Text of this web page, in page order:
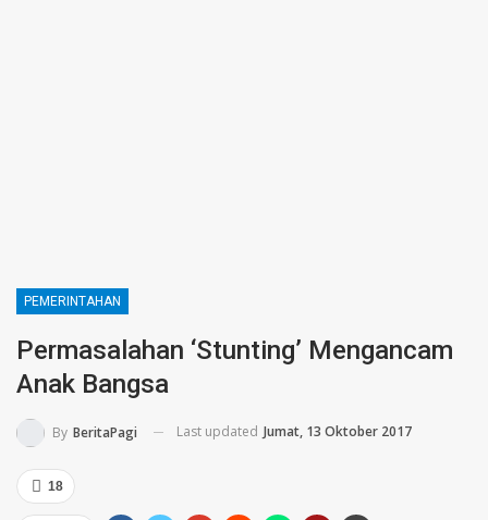
PEMERINTAHAN
Permasalahan ‘Stunting’ Mengancam
Anak Bangsa
By BeritaPagi Last updated Jumat, 13 Oktober 2017
18